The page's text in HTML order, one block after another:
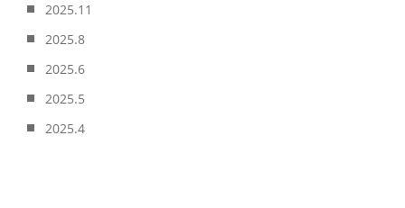
2025.11
2025.8
2025.6
2025.5
2025.4